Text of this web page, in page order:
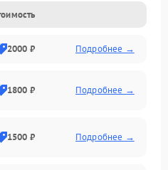
2000 ₽ Подробнее →
1800 ₽ Подробнее →
1500 ₽ Подробнее →